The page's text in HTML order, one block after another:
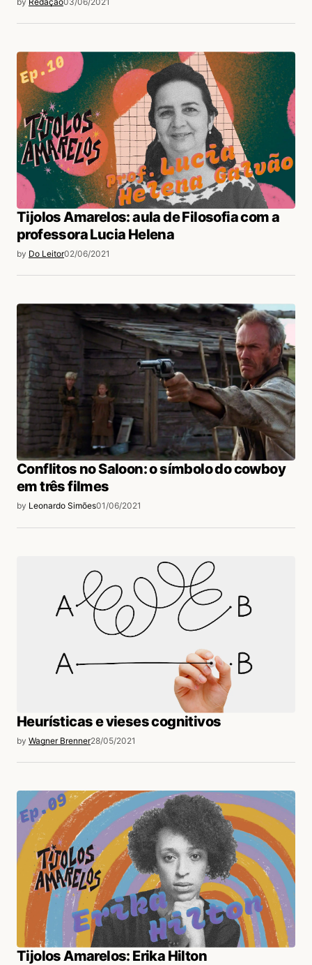
Tijolos Amarelos: aula de Filosofia com a
professora Lucia Helena
by Do Leitor02/06/2021
Conflitos no Saloon: o símbolo do cowboy
em três filmes
by Leonardo Simões01/06/2021
Heurísticas e vieses cognitivos
by Wagner Brenner28/05/2021
Tijolos Amarelos: Erika Hilton